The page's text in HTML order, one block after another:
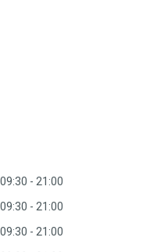
09:30 - 21:00
09:30 - 21:00
09:30 - 21:00